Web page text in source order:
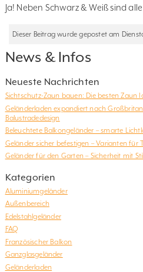
Ja! Neben Schwarz & Weiß sind
Dieser Beitrag wurde gepostet am
News & Infos
Neueste Nachrichten
Sichtschutz-Zaun bauen: Die besten Zaun
Geländerladen expandiert nach
Balustradedesign
Beleuchtete Balkongeländer – smarte
Geländer sicher befestigen – Varianten für
Geländer für den Garten – Sicherheit mit Stil
Kategorien
Aluminiumgeländer
Außenbereich
Edelstahlgeländer
FAQ
Französischer Balkon
Ganzglasgeländer
Geländerladen